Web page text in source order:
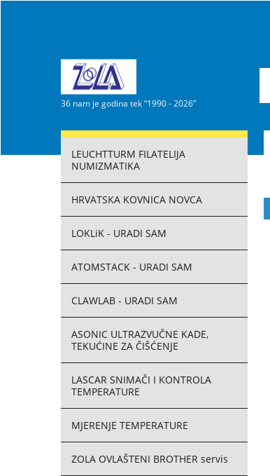
36 nam je godina tek “1990 - 2026”
LEUCHTTURM FILATELIJA
NUMIZMATIKA
HRVATSKA KOVNICA NOVCA
LOKLiK - URADI SAM
ATOMSTACK - URADI SAM
CLAWLAB - URADI SAM
ASONIC ULTRAZVUČNE KADE,
TEKUĆINE ZA ČIŠĆENJE
LASCAR SNIMAČI I KONTROLA
TEMPERATURE
MJERENJE TEMPERATURE
ZOLA OVLAŠTENI BROTHER servis